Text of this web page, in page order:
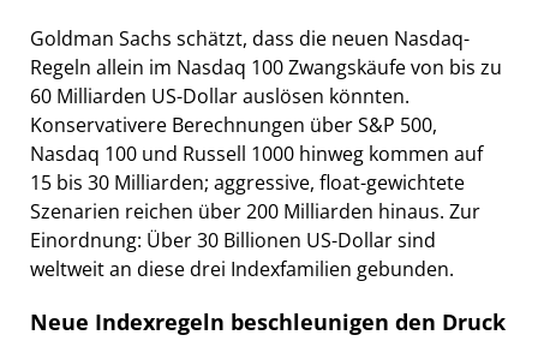
Goldman Sachs schätzt, dass die neuen Nasdaq-
Regeln allein im Nasdaq 100 Zwangskäufe von bis zu
60 Milliarden US-Dollar auslösen könnten.
Konservativere Berechnungen über S&P 500,
Nasdaq 100 und Russell 1000 hinweg kommen auf
15 bis 30 Milliarden; aggressive, float-gewichtete
Szenarien reichen über 200 Milliarden hinaus. Zur
Einordnung: Über 30 Billionen US-Dollar sind
weltweit an diese drei Indexfamilien gebunden.
Neue Indexregeln beschleunigen den Druck